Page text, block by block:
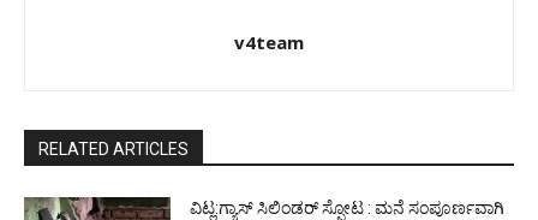
v4team
RELATED ARTICLES
ವಿಟ್ಲ:ಗ್ಯಾಸ್ ಸಿಲಿಂಡರ್ ಸ್ಪೋಟ : ಮನೆ ಸಂಪೂರ್ಣವಾಗಿ